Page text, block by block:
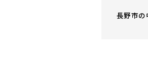
長野市の